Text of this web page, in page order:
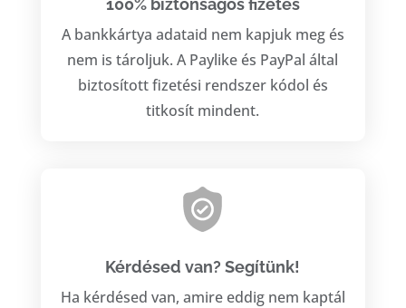
100% biztonságos fizetés
A bankkártya adataid nem kapjuk meg és
nem is tároljuk. A Paylike és PayPal által
biztosított fizetési rendszer kódol és
titkosít mindent.
Kérdésed van? Segítünk!
Ha kérdésed van, amire eddig nem kaptál